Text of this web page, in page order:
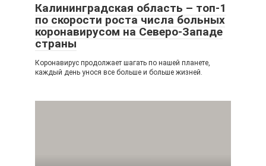
Калининградская область – топ-1
по скорости роста числа больных
коронавирусом на Северо-Западе
страны
Коронавирус продолжает шагать по нашей планете,
каждый день унося все больше и больше жизней.